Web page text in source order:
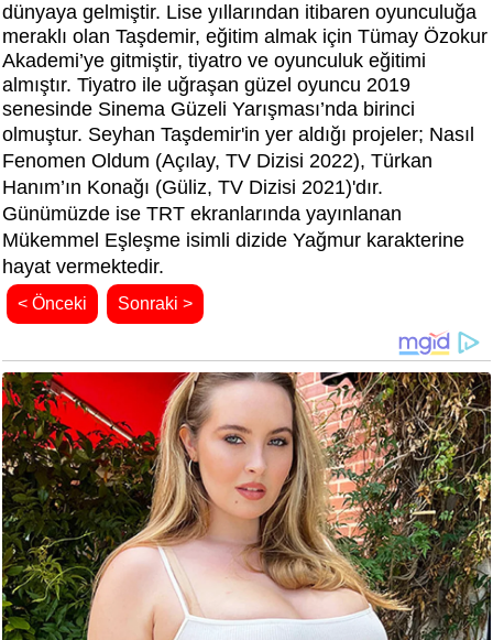
dünyaya gelmiştir. Lise yıllarından itibaren oyunculuğa
meraklı olan Taşdemir, eğitim almak için Tümay Özokur
Akademi’ye gitmiştir, tiyatro ve oyunculuk eğitimi
almıştır. Tiyatro ile uğraşan güzel oyuncu 2019
senesinde Sinema Güzeli Yarışması’nda birinci
olmuştur. Seyhan Taşdemir'in yer aldığı projeler; Nasıl
Fenomen Oldum (Açılay, TV Dizisi 2022), Türkan
Hanım’ın Konağı (Güliz, TV Dizisi 2021)'dır.
Günümüzde ise TRT ekranlarında yayınlanan
Mükemmel Eşleşme isimli dizide Yağmur karakterine
hayat vermektedir.
< Önceki Sonraki >